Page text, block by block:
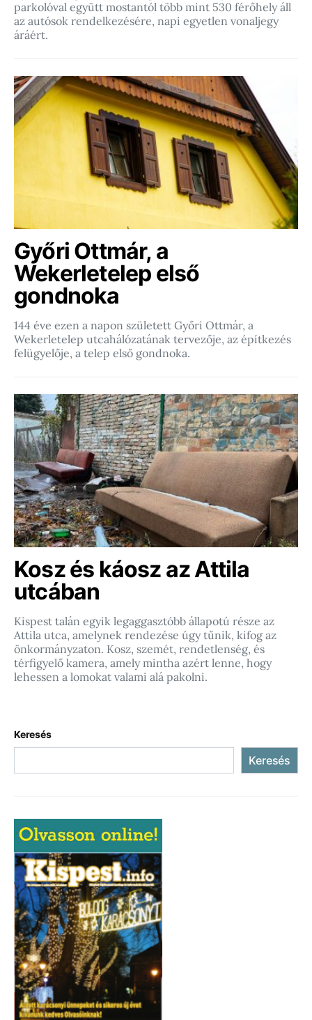
parkolóval együtt mostantól több mint 530 férőhely áll
az autósok rendelkezésére, napi egyetlen vonaljegy
áráért.
Győri Ottmár, a
Wekerletelep első
gondnoka
144 éve ezen a napon született Győri Ottmár, a
Wekerletelep utcahálózatának tervezője, az építkezés
felügyelője, a telep első gondnoka.
Kosz és káosz az Attila
utcában
Kispest talán egyik legaggasztóbb állapotú része az
Attila utca, amelynek rendezése úgy tűnik, kifog az
önkormányzaton. Kosz, szemét, rendetlenség, és
térfigyelő kamera, amely mintha azért lenne, hogy
lehessen a lomokat valami alá pakolni.
Keresés
Keresés